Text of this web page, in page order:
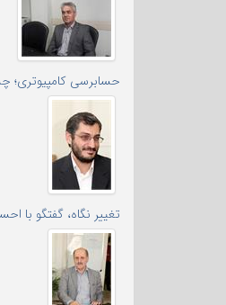
حسابرسی کامپیوتری؛
تغییر نگاه، گفتگو با